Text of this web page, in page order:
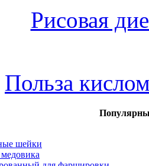
Рисовая
Польза